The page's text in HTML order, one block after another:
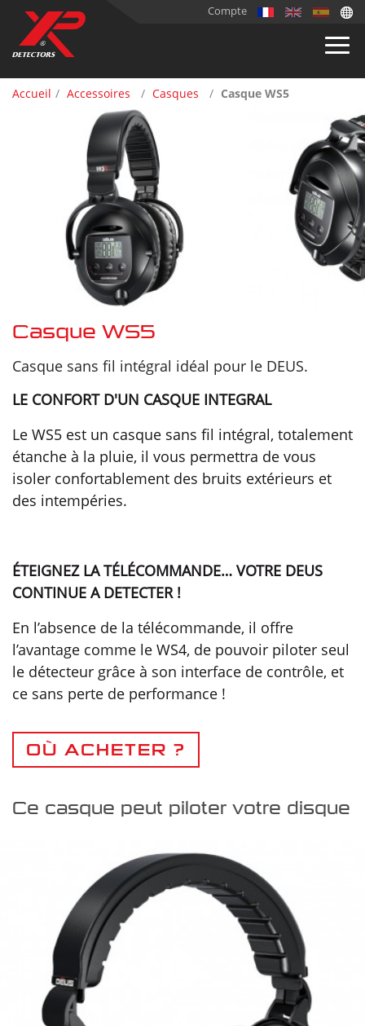
Compte
Accueil Accessoires Casques Casque WS5
Casque WS5
Casque sans fil intégral idéal pour le DEUS.
LE CONFORT D'UN CASQUE INTEGRAL
Le WS5 est un casque sans fil intégral, totalement
étanche à la pluie, il vous permettra de vous
isoler confortablement des bruits extérieurs et
des intempéries.
ÉTEIGNEZ LA TÉLÉCOMMANDE… VOTRE DEUS
CONTINUE A DETECTER !
En l’absence de la télécommande, il offre
l’avantage comme le WS4, de pouvoir piloter seul
le détecteur grâce à son interface de contrôle, et
ce sans perte de performance !
OÙ ACHETER ?
Ce casque peut piloter votre disque